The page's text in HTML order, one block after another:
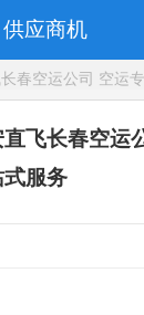
供应商机
春空运公司 空运
直飞长春空运
服务